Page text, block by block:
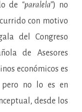
de “paralela”) no
con motivo
del Congreso
de Asesores
económicos es
no lo es en
desde los